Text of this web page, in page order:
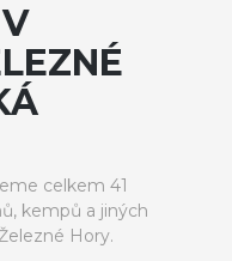
celkem 41
kempů a jiných
Hory.